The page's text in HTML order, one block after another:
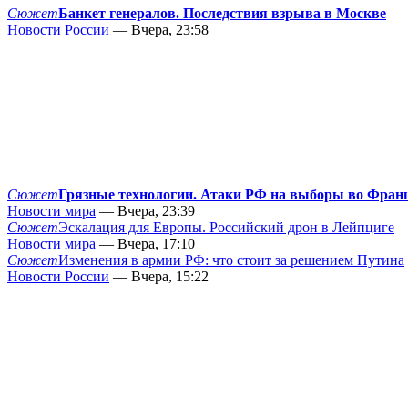
СюжетБанкет генералов. Последствия взрыва в Москве
Новости России — Вчера, 23:58
СюжетГрязные технологии. Атаки РФ на выборы во
Новости мира — Вчера, 23:39
СюжетЭскалация для Европы. Российский дрон в Лейпциге
Новости мира — Вчера, 17:10
СюжетИзменения в армии РФ: что стоит за решением Путина
Новости России — Вчера, 15:22